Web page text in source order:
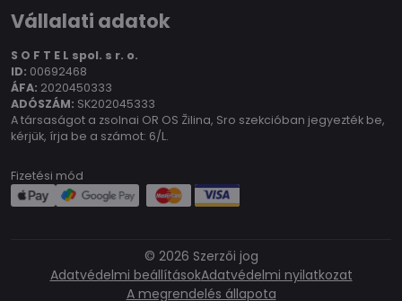
Vállalati adatok
S O F T E L spol. s r. o.
ID: 00692468
ÁFA: 2020450333
ADÓSZÁM: SK202045333
A társaságot a zsolnai OR OS Žilina, Sro szekcióban jegyezték be,
kérjük, írja be a számot: 6/L.
Fizetési mód
© 2026 Szerzői jog
Adatvédelmi beállításokAdatvédelmi nyilatkozat
A megrendelés állapota